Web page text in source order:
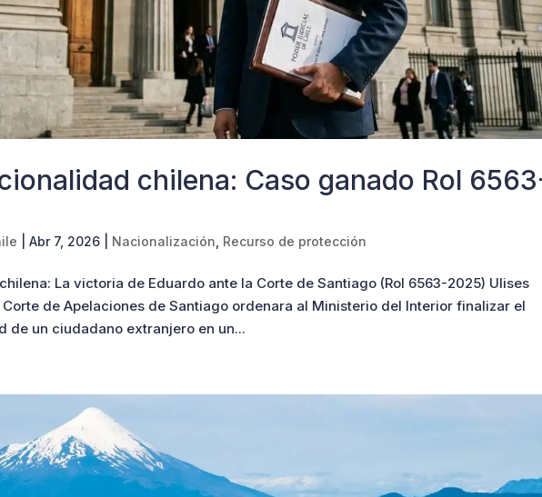
chilena: Caso ganado Rol
|Abr 7, 2026 Nacionalización Recurso de protección
La victoria de Eduardo ante la Corte de Santiago (Rol 6563-2025) Ulises
de Apelaciones de Santiago ordenara al Ministerio del Interior finalizar el
de un ciudadano extranjero en un...